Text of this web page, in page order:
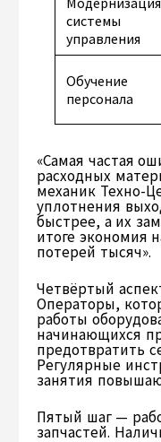
системы
управления
Обучение
персонала
«Самая частая
расходных
механик Техно-
уплотнения
быстрее, а их
итоге экономия
потерей тысяч».
Четвёртый
Операторы,
работы
начинающихся
предотвратить
Регулярные
занятия
Пятый шаг —
запчастей.